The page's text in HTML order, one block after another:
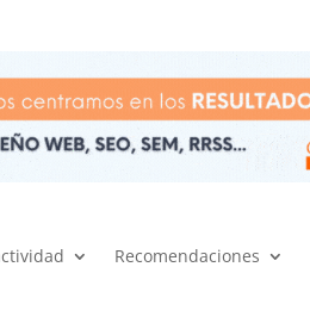
Recomendaciones